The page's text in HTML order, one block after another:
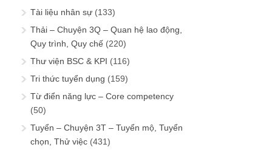
Tài liệu nhân sự (133)
Thải – Chuyện 3Q – Quan hệ lao động,
Quy trình, Quy chế (220)
Thư viện BSC & KPI (116)
Tri thức tuyển dụng (159)
Từ điển năng lực – Core competency
(50)
Tuyển – Chuyện 3T – Tuyển mộ, Tuyển
chọn, Thử việc (431)